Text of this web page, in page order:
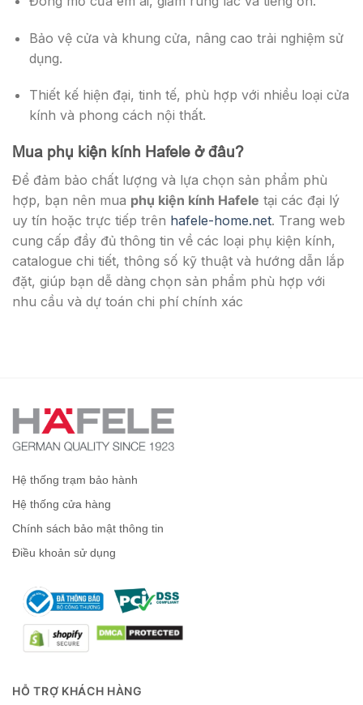
Bảo vệ cửa và khung cửa, nâng cao trải nghiệm sử
dụng.
Thiết kế hiện đại, tinh tế, phù hợp với nhiều loại cửa
kính và phong cách nội thất.
Mua phụ kiện kính Hafele ở đâu?
Để đảm bảo chất lượng và lựa chọn sản phẩm phù
hợp, bạn nên mua phụ kiện kính Hafele tại các đại lý
uy tín hoặc trực tiếp trên hafele-home.net. Trang web
cung cấp đầy đủ thông tin về các loại phụ kiện kính,
catalogue chi tiết, thông số kỹ thuật và hướng dẫn lắp
đặt, giúp bạn dễ dàng chọn sản phẩm phù hợp với
nhu cầu và dự toán chi phí chính xác
Hệ thống trạm bảo hành
Hệ thống cửa hàng
Chính sách bảo mật thông tin
Điều khoản sử dụng
HỖ TRỢ KHÁCH HÀNG